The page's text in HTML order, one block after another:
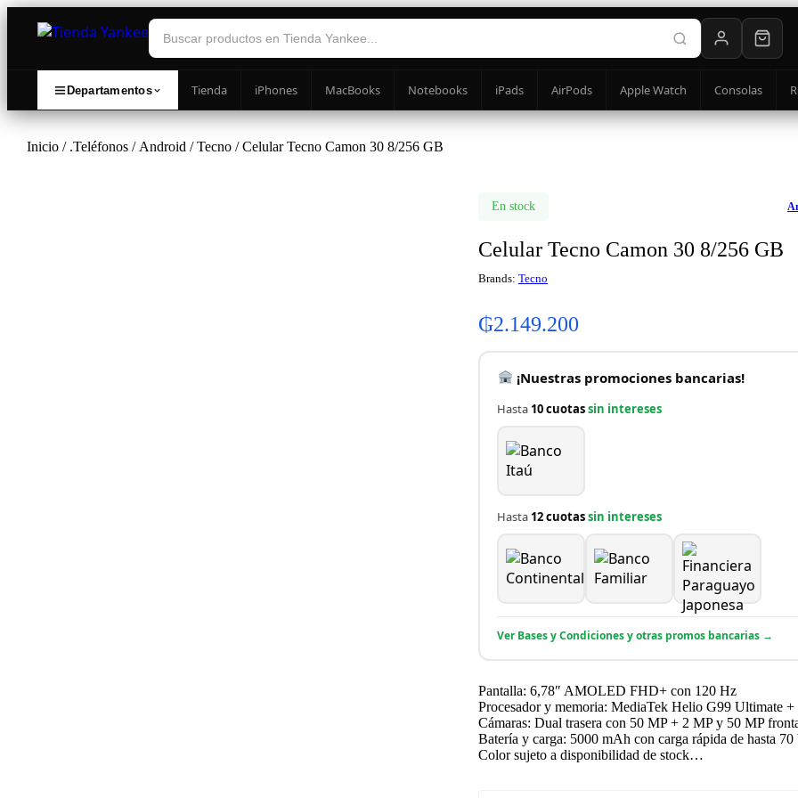
Departamentos Tienda iPhones MacBooks Notebooks iPads AirPods Apple Watch Consolas
Inicio / .Teléfonos / Android /Tecno / Celular Tecno Camon 30 8/256 GB
En stock
Celular Tecno Camon 30 8/256 GB
Brands: Tecno
₲2.149.200
¡Nuestras promociones bancarias!
Hasta 10 cuotassin intereses
Hasta 12 cuotassin intereses
Ver Bases y Condiciones y otras promos bancarias →
Pantalla: 6,78″ AMOLED FHD+ con 120 Hz
Procesador y memoria: MediaTek Helio G99 Ultimate
Cámaras: Dual trasera con 50 MP + 2 MP y 50 MP
Batería y carga: 5000 mAh con carga rápida de hasta 70
Color sujeto a disponibilidad de stock…